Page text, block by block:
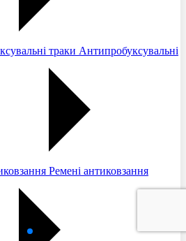
Антипробуксувальні
Ремені антиковзання